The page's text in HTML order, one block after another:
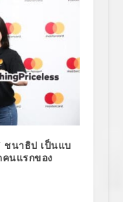
ชนาธิป เป็นแบ
คนแรกของ